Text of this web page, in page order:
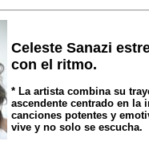
Celeste Sanazi
con el ritmo.
* La artista combina su
ascendente centrado en la
canciones potentes y
vive y no solo se escucha.